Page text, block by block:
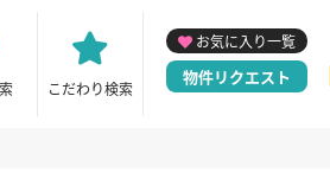
こだわり検索
お気に入り一覧
物件リクエスト